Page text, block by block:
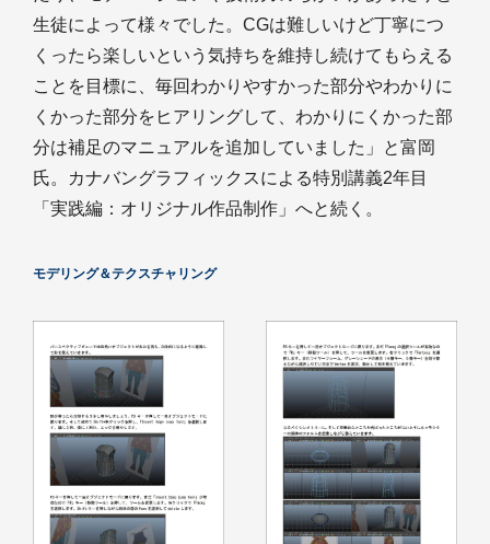
生徒によって様々でした。CGは難しいけど丁寧につ
くったら楽しいという気持ちを維持し続けてもらえる
ことを目標に、毎回わかりやすかった部分やわかりに
くかった部分をヒアリングして、わかりにくかった部
分は補足のマニュアルを追加していました」と富岡
氏。カナバングラフィックスによる特別講義2年目
「実践編：オリジナル作品制作」へと続く。
モデリング＆テクスチャリング